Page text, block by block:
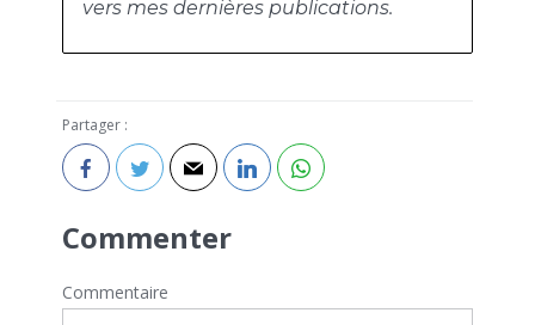
vers mes dernières publications.
Partager :
Commenter
Commentaire